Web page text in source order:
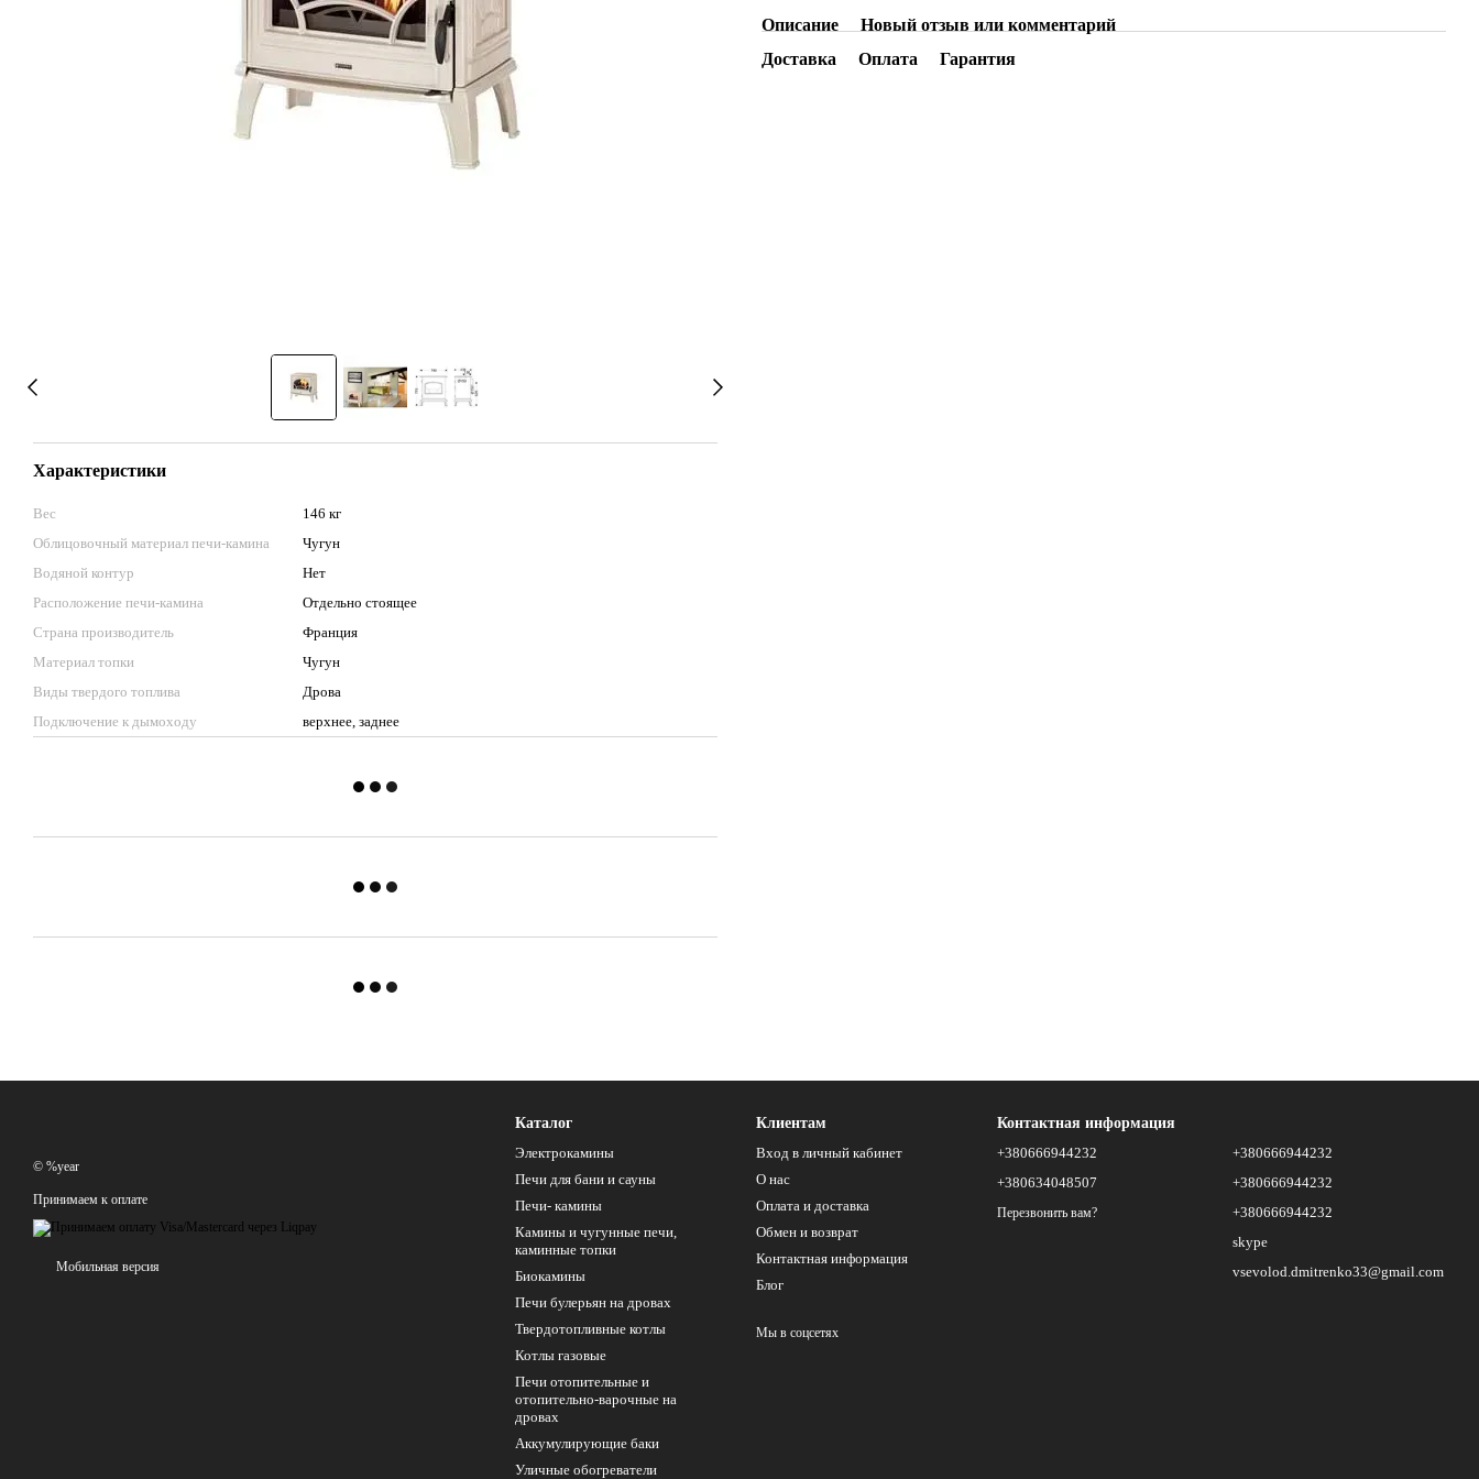
Характеристики
Вес
146 кг
Облицовочный материал печи-камина
Чугун
Водяной контур
Нет
Расположение печи-камина
Отдельно стоящее
Страна производитель
Франция
Материал топки
Чугун
Виды твердого топлива
Дрова
Подключение к дымоходу
верхнее, заднее
Описание
Новый отзыв или комментарий
Доставка
Оплата Гарантия
© %year
Принимаем к оплате
Мобильная версия
Каталог
Электрокамины
Печи для бани и сауны
Печи- камины
Камины и чугунные печи,
каминные топки
Биокамины
Печи булерьян на дровах
Твердотопливные котлы
Котлы газовые
Печи отопительные и
отопительно-варочные на
дровах
Аккумулирующие баки
Уличные обогреватели
Клиентам
Вход в личный кабинет
О нас
Оплата и доставка
Обмен и возврат
Контактная информация
Блог
Мы в соцсетях
Контактная информация
+380666944232
+380634048507
Перезвонить вам?
+380666944232
+380666944232
+380666944232
skype
vsevolod.dmitrenko33@gmail.com